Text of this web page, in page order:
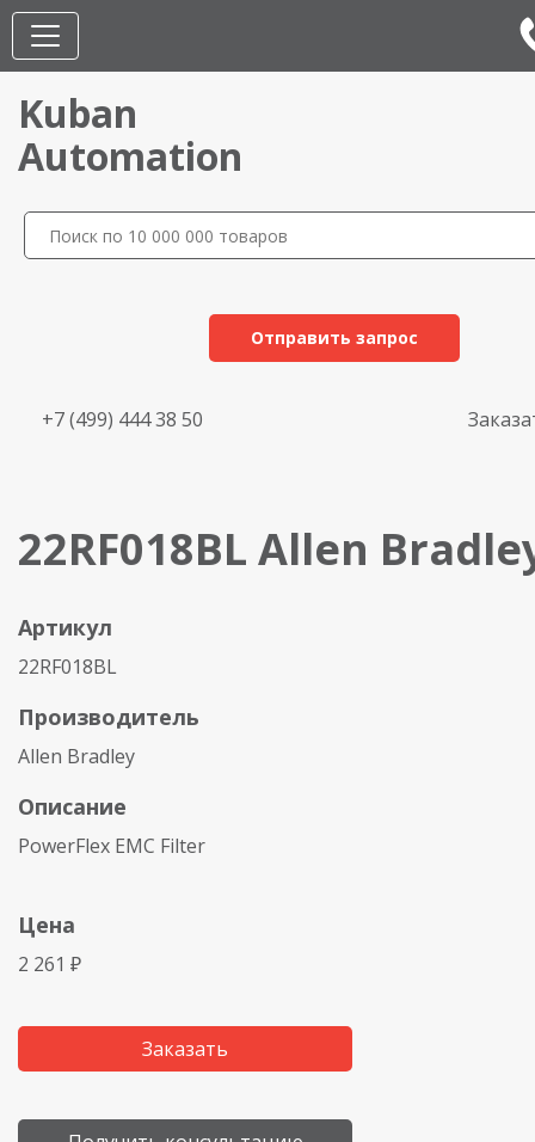
Kuban
Automation
Отправить запрос
+7 (499) 444 38 50
22RF018BL Allen
Артикул
22RF018BL
Производитель
Allen Bradley
Описание
PowerFlex EMC Filter
Цена
2 261 ₽
Заказать